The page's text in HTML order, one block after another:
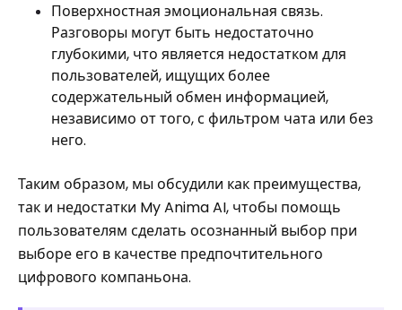
Поверхностная эмоциональная связь.
Разговоры могут быть недостаточно
глубокими, что является недостатком для
пользователей, ищущих более
содержательный обмен информацией,
независимо от того, с фильтром чата или без
него.
Таким образом, мы обсудили как преимущества,
так и недостатки My Anima AI, чтобы помощь
пользователям сделать осознанный выбор при
выборе его в качестве предпочтительного
цифрового компаньона.